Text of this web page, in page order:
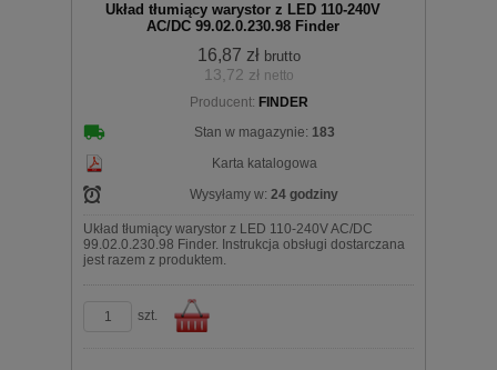
Układ tłumiący warystor z LED 110-240V
AC/DC 99.02.0.230.98 Finder
16,87 zł brutto
13,72 zł netto
Producent: FINDER
Stan w magazynie: 183
Karta katalogowa
Wysyłamy w: 24 godziny
Układ tłumiący warystor z LED 110-240V AC/DC
99.02.0.230.98 Finder. Instrukcja obsługi dostarczana
jest razem z produktem.
szt.